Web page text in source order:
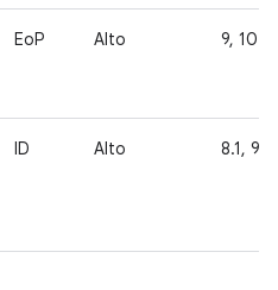
EoP Alto 9, 10 y
ID Alto 8.1, 9,